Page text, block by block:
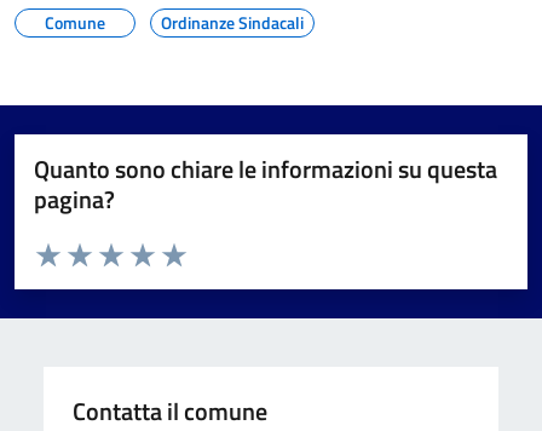
Comune
Ordinanze Sindacali
Quanto sono chiare le informazioni su questa
pagina?
Valuta da 1 a 5 stelle la pagina
Valuta 5 stelle su 5
Valuta 4 stelle su 5
Valuta 3 stelle su 5
Valuta 2 stelle su 5
Valuta 1 stelle su 5
Contatta il comune